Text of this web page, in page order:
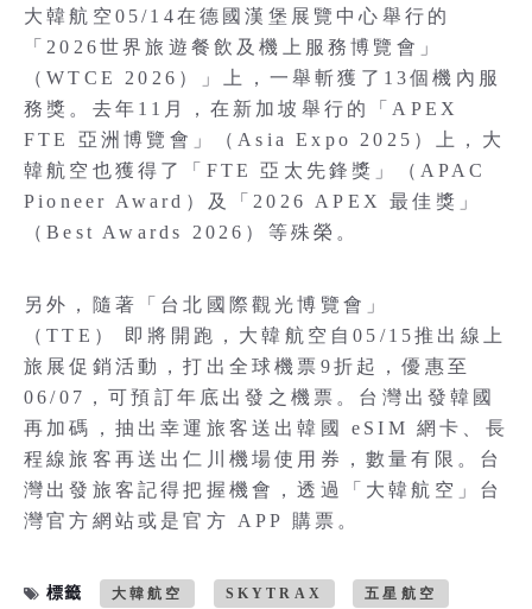
大韓航空05/14在德國漢堡展覽中心舉行的
「2026世界旅遊餐飲及機上服務博覽會」
（WTCE 2026）」上，一舉斬獲了13個機內服
務獎。去年11月，在新加坡舉行的「APEX
FTE 亞洲博覽會」（Asia Expo 2025）上，大
韓航空也獲得了「FTE 亞太先鋒獎」（APAC
Pioneer Award）及「2026 APEX 最佳獎」
（Best Awards 2026）等殊榮。
另外，隨著「台北國際觀光博覽會」
（TTE） 即將開跑，大韓航空自05/15推出線上
旅展促銷活動，打出全球機票9折起，優惠至
06/07，可預訂年底出發之機票。台灣出發韓國
再加碼，抽出幸運旅客送出韓國 eSIM 網卡、長
程線旅客再送出仁川機場使用券，數量有限。台
灣出發旅客記得把握機會，透過「大韓航空」台
灣官方網站或是官方 APP 購票。
標籤 大韓航空 SKYTRAX 五星航空